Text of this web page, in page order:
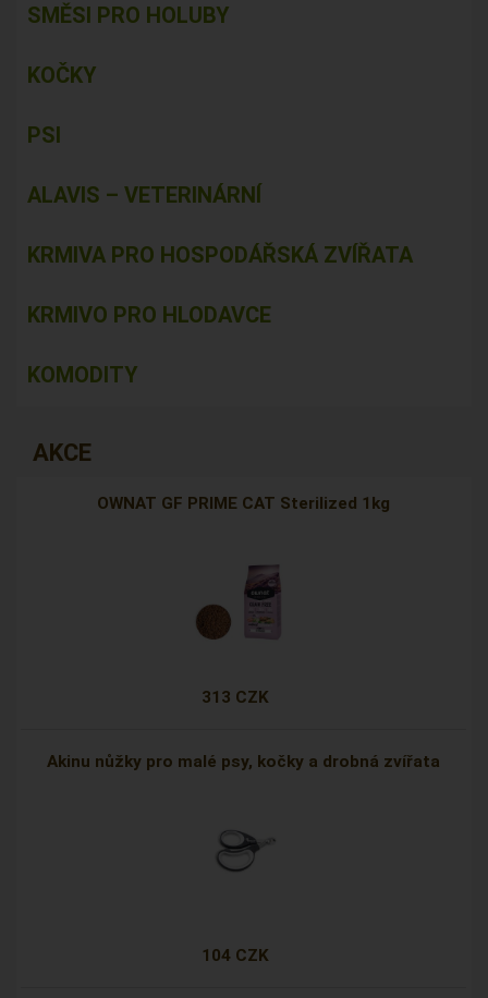
SMĚSI PRO HOLUBY
KOČKY
PSI
ALAVIS – VETERINÁRNÍ
KRMIVA PRO HOSPODÁŘSKÁ ZVÍŘATA
KRMIVO PRO HLODAVCE
KOMODITY
AKCE
OWNAT GF PRIME CAT Sterilized 1kg
313 CZK
Akinu nůžky pro malé psy, kočky a drobná zvířata
104 CZK